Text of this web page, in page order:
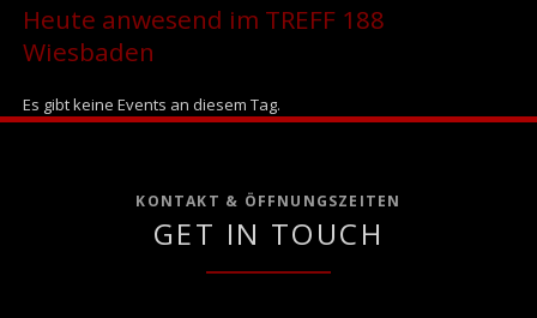
Heute anwesend im TREFF 188
Wiesbaden
Es gibt keine Events an diesem Tag.
KONTAKT & ÖFFNUNGSZEITEN
GET IN TOUCH